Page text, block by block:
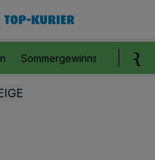
Sommergewinnspiel